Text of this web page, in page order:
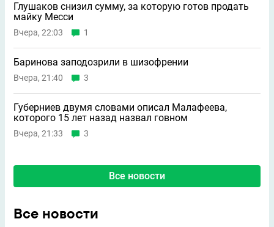
Глушаков снизил сумму, за которую готов продать
майку Месси
Вчера, 22:03 1
Баринова заподозрили в шизофрении
Вчера, 21:40 3
Губерниев двумя словами описал Малафеева,
которого 15 лет назад назвал говном
Вчера, 21:33 3
Все новости
Все новости